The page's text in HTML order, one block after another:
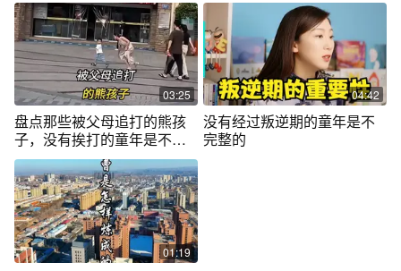
03:25
盘点那些被父母追打的熊孩
子，没有挨打的童年是不完
整的！
04:42
没有经过叛逆期的童年是不
完整的
01:19